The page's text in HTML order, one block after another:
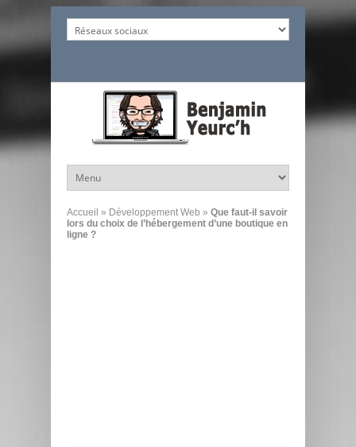
Accueil » Développement Web » Que faut-il savoir
lors du choix de l’hébergement d’une boutique en
ligne ?